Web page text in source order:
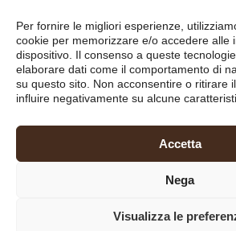
Per fornire le migliori esperienze,
cookie per memorizzare e/o accedere alle
dispositivo. Il consenso a queste
elaborare dati come il comportamento di
su questo sito. Non acconsentire o ritirare
influire negativamente su alcune
Accetta
Nega
Visualizza le
Bruni
Tavanti
– Piazza Libertà, 8